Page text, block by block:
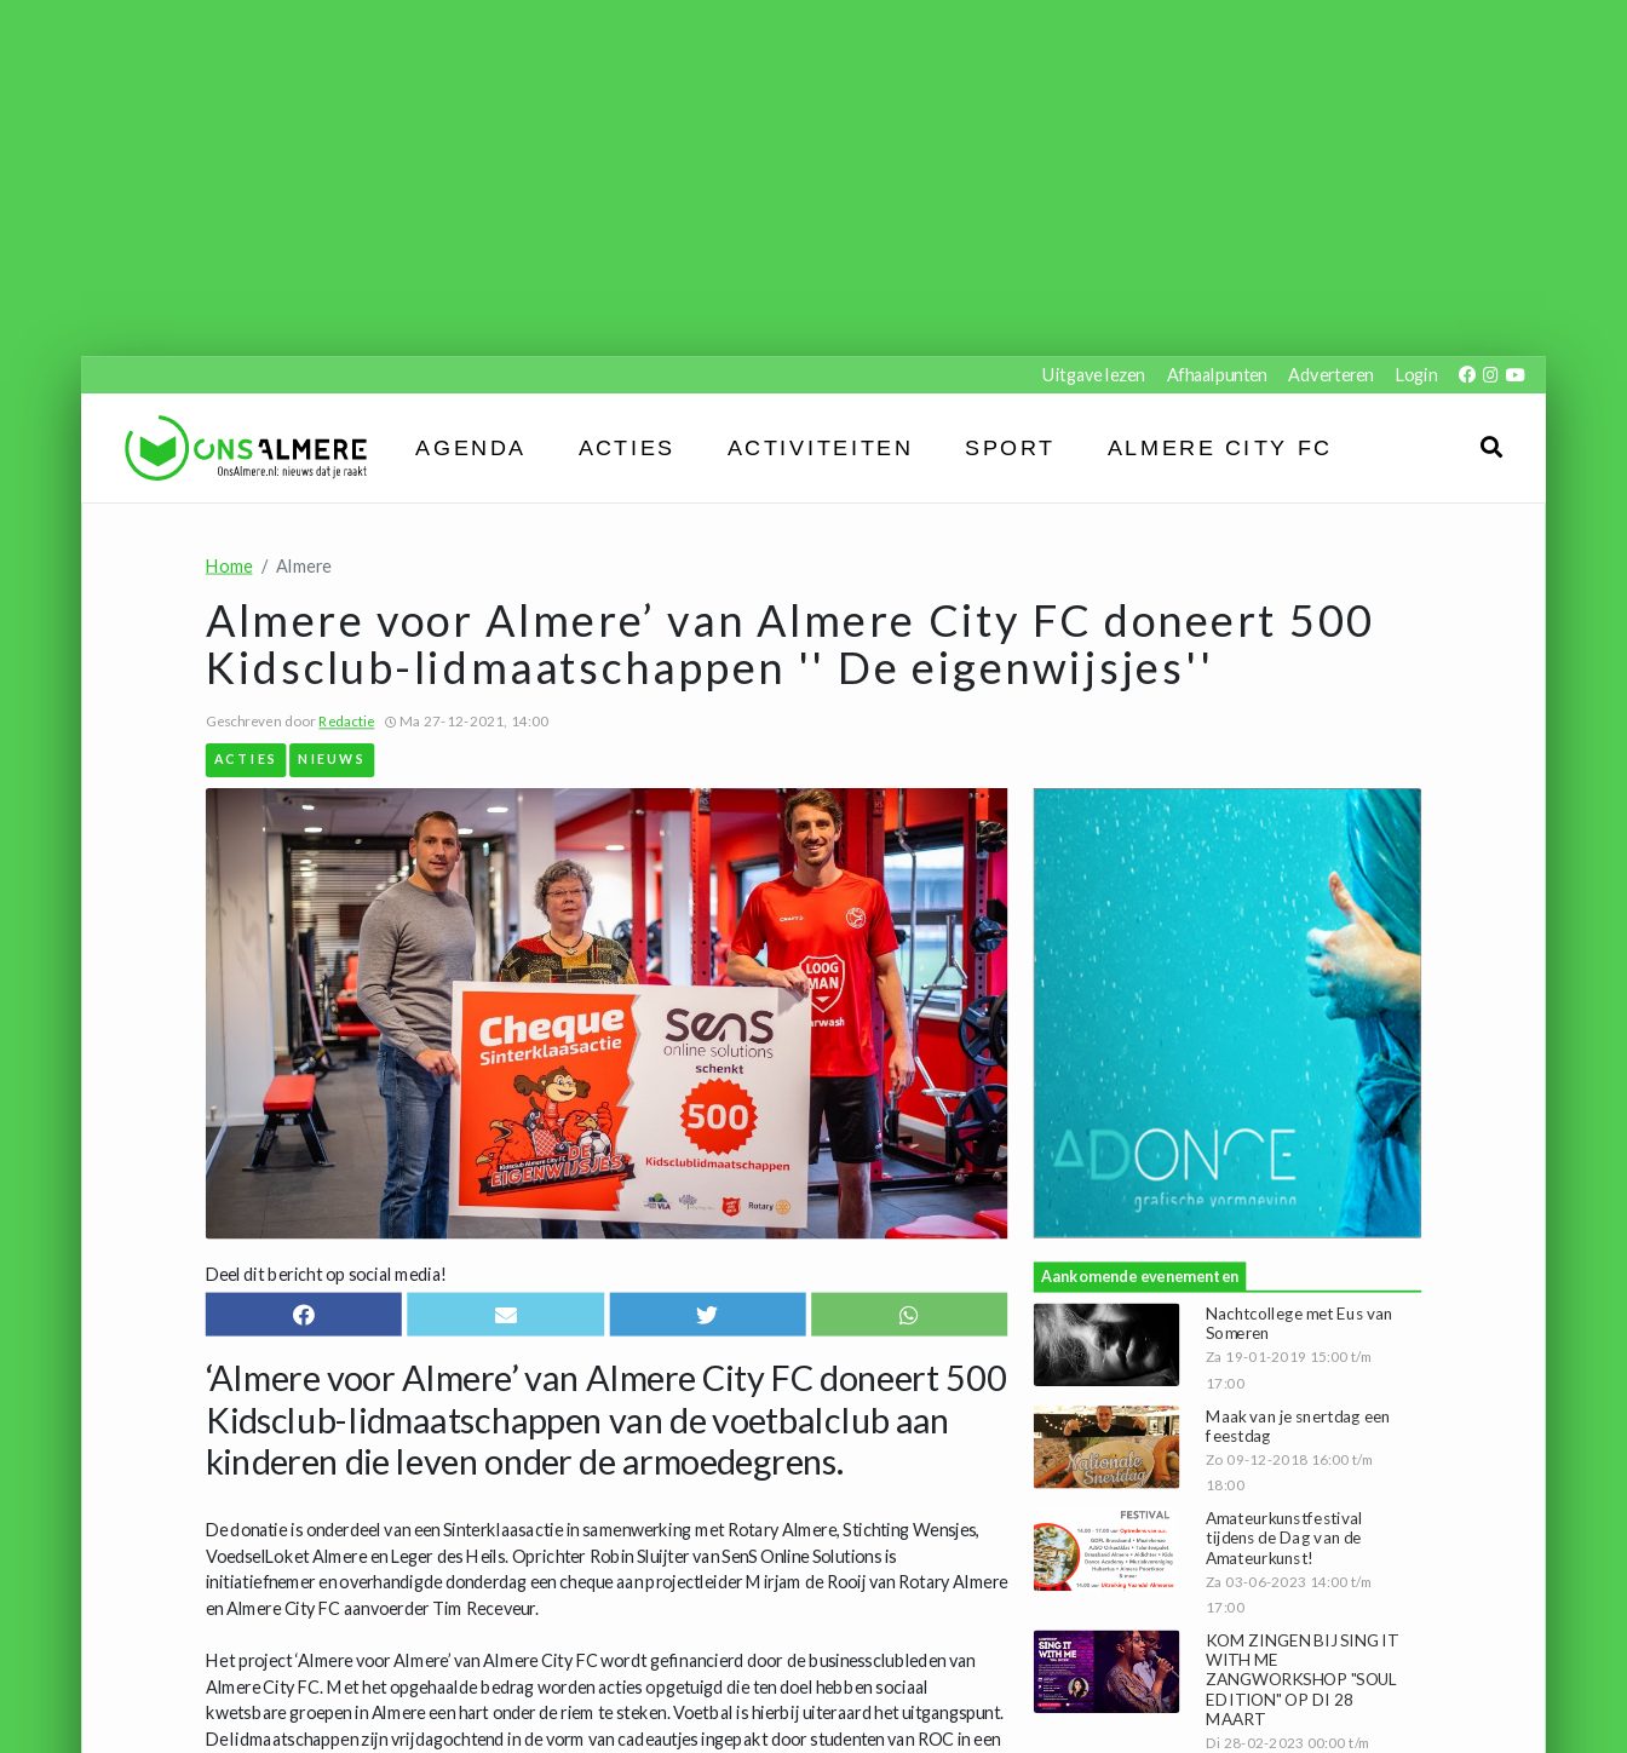
Uitgave lezen Afhaalpunten Adverteren Login
AGENDA ACTIES ACTIVITEITEN SPORT ALMERE CITY FC
Home Almere
Almere voor Almere’ van Almere City FC doneert 500
Kidsclub-lidmaatschappen '' De eigenwijsjes''
Geschreven doorRedactie Ma 27-12-2021, 14:00
ACTIES NIEUWS
Deel dit bericht op social media!
‘Almere voor Almere’ van Almere City FC doneert 500
Kidsclub-lidmaatschappen van de voetbalclub aan
kinderen die leven onder de armoedegrens.
De donatie is onderdeel van een Sinterklaasactie in samenwerking met Rotary Almere, Stichting Wensjes,
VoedselLoket Almere en Leger des Heils. Oprichter Robin Sluijter van SenS Online Solutions is
initiatiefnemer en overhandigde donderdag een cheque aan projectleider Mirjam de Rooij van Rotary Almere
en Almere City FC aanvoerder Tim Receveur.
Het project ‘Almere voor Almere’ van Almere City FC wordt gefinancierd door de businessclubleden van
Almere City FC. Met het opgehaalde bedrag worden acties opgetuigd die ten doel hebben sociaal
kwetsbare groepen in Almere een hart onder de riem te steken. Voetbal is hierbij uiteraard het uitgangspunt.
De lidmaatschappen zijn vrijdagochtend in de vorm van cadeautjes ingepakt door studenten van ROC in een
Aankomende evenementen
Nachtcollege met Eus van
Someren
Za 19-01-2019 15:00 t/m
17:00
Maak van je snertdag een
feestdag
Zo 09-12-2018 16:00 t/m
18:00
Amateurkunstfestival
tijdens de Dag van de
Amateurkunst!
Za 03-06-2023 14:00 t/m
17:00
KOM ZINGEN BIJ SING IT
WITH ME
ZANGWORKSHOP "SOUL
EDITION" OP DI 28
MAART
Di 28-02-2023 00:00 t/m